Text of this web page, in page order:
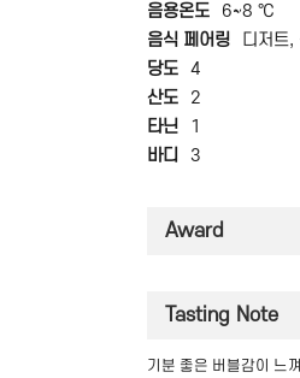
음용온도
6~8 ℃
음식 페어링
디저트,
당도 4
산도
2
타닌
1
바디
3
Award
Tasting Note
기분 좋은 버블감이 느